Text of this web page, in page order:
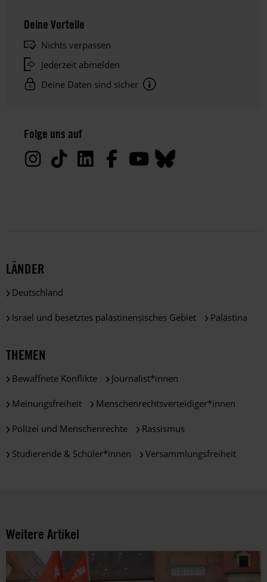
Deine Vorteile
Nichts verpassen
Jederzeit abmelden
Deine Daten sind sicher
Daten
werden
des
die
und
Möglichkeiten
Unterstützung
Folge uns auf
LÄNDER
Deutschland
Israel und besetztes palästinensisches Gebiet Palästina
THEMEN
Bewaffnete Konflikte Journalist*innen
Meinungsfreiheit Menschenrechtsverteidiger*innen
Polizei und Menschenrechte Rassismus
Studierende & Schüler*innen Versammlungsfreiheit
Weitere Artikel